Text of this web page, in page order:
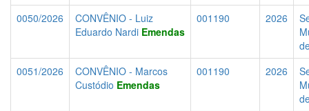
0050/2026
CONVÊNIO - Luiz
Eduardo Nardi Emendas
001190 2026
0051/2026
CONVÊNIO - Marcos
Custódio Emendas
001190 2026